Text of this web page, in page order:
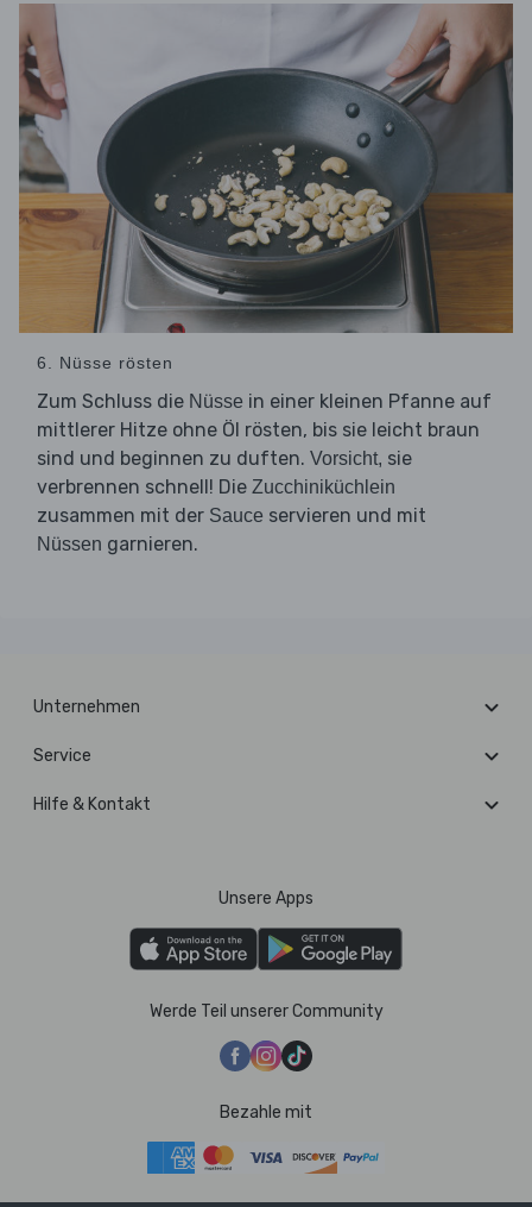
6. Nüsse rösten
Zum Schluss die Nüsse in einer kleinen Pfanne auf
mittlerer Hitze ohne Öl rösten, bis sie leicht braun
sind und beginnen zu duften. Vorsicht, sie
verbrennen schnell! Die Zucchiniküchlein
zusammen mit der Sauce servieren und mit
Nüssen garnieren.
Unternehmen
Service
Hilfe & Kontakt
Unsere Apps
Werde Teil unserer Community
Bezahle mit